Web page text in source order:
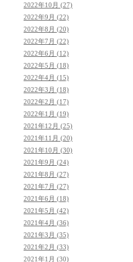
2022年10月 (27)
2022年9月 (22)
2022年8月 (20)
2022年7月 (22)
2022年6月 (12)
2022年5月 (18)
2022年4月 (15)
2022年3月 (18)
2022年2月 (17)
2022年1月 (19)
2021年12月 (25)
2021年11月 (20)
2021年10月 (30)
2021年9月 (24)
2021年8月 (27)
2021年7月 (27)
2021年6月 (18)
2021年5月 (42)
2021年4月 (36)
2021年3月 (35)
2021年2月 (33)
2021年1月 (30)